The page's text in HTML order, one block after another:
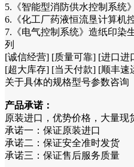
5.《智能型消防供水控制系统》
6.《化工厂药液恒流垦计算机
7.《电气控制系统》造纸印染
列
[诚信经营] [质量可靠] [进口进
[超大库存] [当天付款] [顺丰速
关于具体的规格型号参数咨询
产品承诺：
原装进口，优势价格，大量现
承诺一：保证原装进口
承诺二：保证安全准时发货
承诺三：保证售后服务质量